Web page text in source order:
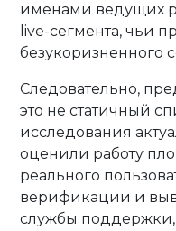
именами ведущих
live-сегмента, чьи
безукоризненного
Следовательно,
это не статичный
исследования
оценили работу
реального
верификации и
службы поддержки,